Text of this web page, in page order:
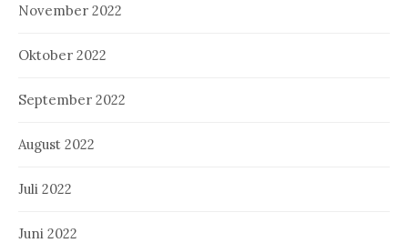
November 2022
Oktober 2022
September 2022
August 2022
Juli 2022
Juni 2022